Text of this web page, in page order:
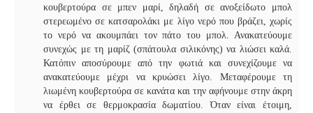
κουβερτούρα σε μπεν μαρί, δηλαδή σε ανοξείδωτο μπολ
στερεωμένο σε κατσαρολάκι με λίγο νερό που βράζει, χωρίς
το νερό να ακουμπάει τον πάτο του μπολ. Ανακατεύουμε
συνεχώς με τη μαρίζ (σπάτουλα σιλικόνης) να λιώσει καλά.
Κατόπιν αποσύρουμε από την φωτιά και συνεχίζουμε να
ανακατεύουμε μέχρι να κρυώσει λίγο. Μεταφέρουμε τη
λιωμένη κουβερτούρα σε κανάτα και την αφήνουμε στην άκρη
να έρθει σε θερμοκρασία δωματίου. Όταν είναι έτοιμη,